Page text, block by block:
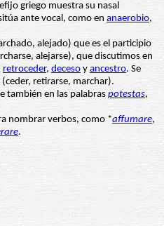
griego muestra su nasal
ante vocal, como en anaerobio,
alejado) que es el participio
alejarse), que discutimos en
retroceder, deceso y ancestro. Se
(ceder, retirarse, marchar).
también en las palabras potestas,
nombrar verbos, como *affumare,
.